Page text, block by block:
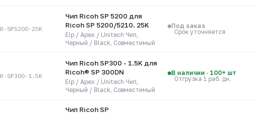
R-SP5200-25K
Чип Ricoh SP 5200 для
Ricoh SP 5200/5210. 25K
Elp / Apex / Unitech Чип,
Черный / Black, Совместимый
Под заказ
Срок уточняется
R-SP300-1.5K
Чип Ricoh SP300 - 1.5K для
Ricoh® SP 300DN
Elp / Apex / Unitech Чип,
Черный / Black, Совместимый
В наличии · 100+ шт
Отгрузка 1 раб. дн.
Чип Ricoh SP